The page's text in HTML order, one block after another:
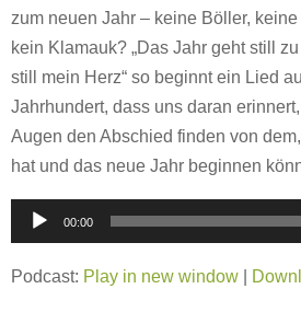
zum neuen Jahr – keine Böller,
kein Klamauk? „Das Jahr geht still
still mein Herz“ so beginnt ein Lied
Jahrhundert, dass uns daran
Augen den Abschied finden von
hat und das neue Jahr beginnen
u
d
00:00
Podcast: Play in new window